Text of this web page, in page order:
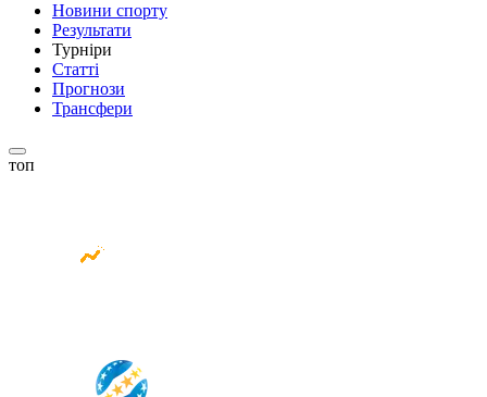
Новини спорту
Результати
Турніри
Статті
Прогнози
Трансфери
топ